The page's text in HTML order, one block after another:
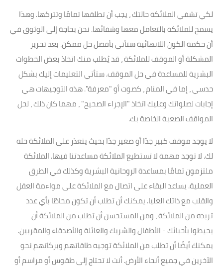
لكي تشفي الملائكة حالتك ، يجب أن تطلقها تمامًا وتتركها. وهذا
يسمح للملائكة بالتعامل معها وشفائها. نحن بحاجة إلى الوثوق في
أن حكمة الكون اللانهائية ستأتي بأفضل حل ممكن. بعد تحرير
المشكلة أو الموقف للملائكة ، قد يُطلب منك اتخاذ بعض الخطوات
البشرية للمساعدة في حل الموقف. ستأتي التعليمات إليك بشكل
حدسي ، إما في المنام ، كصوت أو "معرفة". هذه التوجيهات هي
إجابات لصلواتك وعليك اتخاذ "الإجراء الصحيح" ، مهما كان ذلك ، لحل
المواقف الصعبة الخاصة بك.
لا يوجد موقف كبير جدًا أو صغير جدًا بحيث يتعذر على الملائكة حله
لك. لا توجد مهمة لا تستطيع الملائكة مساعدتنا فيها. الملائكة
ملتزمون تمامًا بمساعدة الروحانية البشرية وكذلك في الطرق
العملية. يساعد البقاء على اتصال مع الملائكة على مواءمة العقل
والقلب مع ذاتك العليا. يمكنك أن تطلب أن تكون محاطًا بأي عدد
تريده من الملائكة ، ومن المستحسن أن تطلب من الملائكة أن
يحيطوا بأحبائك - الأطفال والشريك والعائلة والأصدقاء والمقربين.
يمكنك أيضًا أن تطلب من الملائكة توجيه طاقاتهم وبركاتهم نحو
الآخرين في جميع أنحاء الأرض. أنت لا تحتاج إلى طقوس أو مراسم أو